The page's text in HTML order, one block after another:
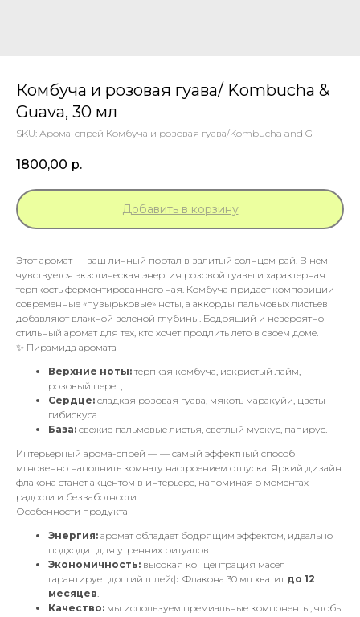
Комбуча и розовая гуава/ Kombucha &
Guava, 30 мл
SKU: Арома-спрей Комбуча и розовая гуава/Kombucha and G
1800,00 р.
Добавить в корзину
Этот аромат — ваш личный портал в залитый солнцем рай. В нем
чувствуется экзотическая энергия розовой гуавы и характерная
терпкость ферментированного чая. Комбуча придает композиции
современные «пузырьковые» ноты, а аккорды пальмовых листьев
добавляют влажной зеленой глубины. Бодрящий и невероятно
стильный аромат для тех, кто хочет продлить лето в своем доме.
✨ Пирамида аромата
Верхние ноты: терпкая комбуча, искристый лайм,
розовый перец.
Сердце: сладкая розовая гуава, мякоть маракуйи, цветы
гибискуса.
База: свежие пальмовые листья, светлый мускус, папирус.
Интерьерный арома-спрей — — самый эффектный способ
мгновенно наполнить комнату настроением отпуска. Яркий дизайн
флакона станет акцентом в интерьере, напоминая о моментах
радости и беззаботности.
Особенности продукта
Энергия: аромат обладает бодрящим эффектом, идеально
подходит для утренних ритуалов.
Экономичность: высокая концентрация масел
гарантирует долгий шлейф. Флакона 30 мл хватит до 12
месяцев.
Качество: мы используем премиальные компоненты, чтобы